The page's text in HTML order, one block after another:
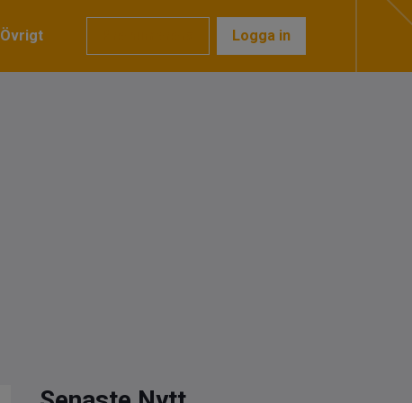
Övrigt Logga in